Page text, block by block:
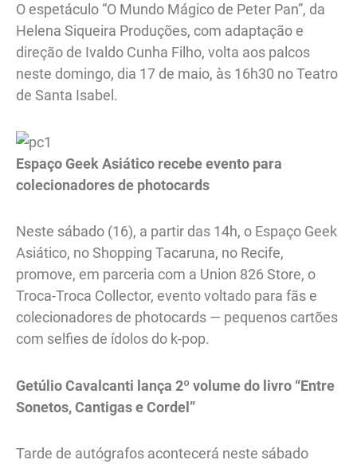
O espetáculo “O Mundo Mágico de Peter Pan”, da
Helena Siqueira Produções, com adaptação e
direção de Ivaldo Cunha Filho, volta aos palcos
neste domingo, dia 17 de maio, às 16h30 no Teatro
de Santa Isabel.
Espaço Geek Asiático recebe evento para
colecionadores de photocards
Neste sábado (16), a partir das 14h, o Espaço Geek
Asiático, no Shopping Tacaruna, no Recife,
promove, em parceria com a Union 826 Store, o
Troca-Troca Collector, evento voltado para fãs e
colecionadores de photocards — pequenos cartões
com selfies de ídolos do k-pop.
Getúlio Cavalcanti lança 2º volume do livro “Entre
Sonetos, Cantigas e Cordel”
Tarde de autógrafos acontecerá neste sábado